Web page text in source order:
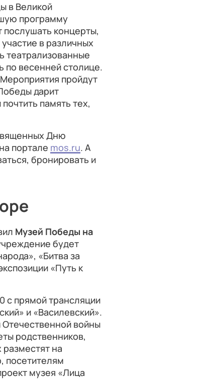
в Великой
программу
послушать концерты,
в различных
театрализованные
по весенней столице.
пройдут
дарит
память тех,
Дню
портале mos.ru. А
бронировать и
Музей Победы на
будет
«Битва за
«Путь к
с прямой трансляции
и «Василевский».
Отечественной войны
родственников,
на
посетителям
музея «Лица